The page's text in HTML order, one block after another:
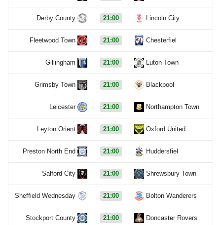
Derby County 21:00 Lincoln City
Fleetwood Town 21:00 Chesterfiel
Gillingham 21:00 Luton Town
Grimsby Town 21:00 Blackpool
Leicester 21:00 Northampton Town
Leyton Orient 21:00 Oxford United
Preston North End 21:00 Huddersfiel
Salford City 21:00 Shrewsbury Town
Sheffield Wednesday 21:00 Bolton Wanderers
Stockport County 21:00 Doncaster Rovers